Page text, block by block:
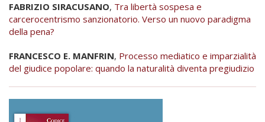
FABRIZIO SIRACUSANO, Tra libertà sospesa e
carcerocentrismo sanzionatorio. Verso un nuovo paradigma
della pena?
FRANCESCO E. MANFRIN, Processo mediatico e imparzialità
del giudice popolare: quando la naturalità diventa pregiudizio